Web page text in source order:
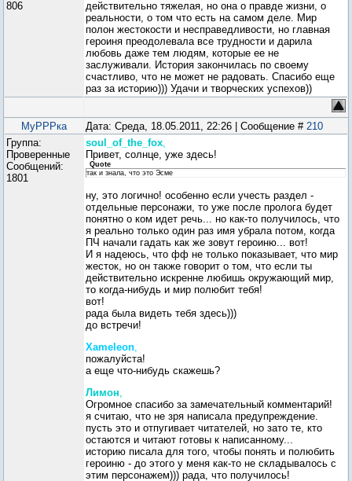
806
действительно тяжелая, но она о правде жизни, о
реальности, о том что есть на самом деле. Мир
полон жестокости и несправедливости, но главная
героиня преодолевала все трудности и дарила
любовь даже тем людям, которые ее не
заслуживали. История закончилась по своему
счастливо, что не может не радовать. Спасибо еще
раз за историю))) Удачи и творческих успехов))
МуРРРка Дата: Среда, 18.05.2011, 22:26 | Сообщение # 210
Группа:
Проверенные
Сообщений:
1801
soul_of_the_fox,
Привет, солнце, уже здесь!
Quote
так и знала, что это Эсме
ну, это логично! особенно если учесть раздел -
отдельные персонажи, то уже после пролога будет
понятно о ком идет речь... но как-то получилось, что
я реально только один раз имя убрала потом, когда
ПЧ начали гадать как же зовут героиню... вот!
И я надеюсь, что фф не только показывает, что мир
жесток, но он также говорит о том, что если ты
действительно искренне любишь окружающий мир,
то когда-нибудь и мир полюбит тебя!
вот!
рада была видеть тебя здесь)))
до встречи!
Xameleon,
пожалуйста!
а еще что-нибудь скажешь?
Лимон,
Огромное спасибо за замечательный комментарий!
я считаю, что не зря написала предупреждение.
пусть это и отпугивает читателей, но зато те, кто
остаются и читают готовы к написанному...
историю писала для того, чтобы понять и полюбить
героиню - до этого у меня как-то не складывалось с
этим персонажем))) рада, что получилось!